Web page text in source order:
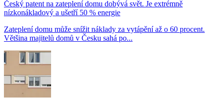
Český patent na zateplení domu dobývá svět. Je extrémně
nízkonákladový a ušetří 50 % energie
Zateplení domu může snížit náklady za vytápění až o 60 procent.
Většina majitelů domů v Česku sahá po...